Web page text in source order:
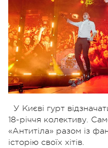
У Києві гурт
18-річчя колективу.
«Антитіла» разом із
історію своїх хітів.